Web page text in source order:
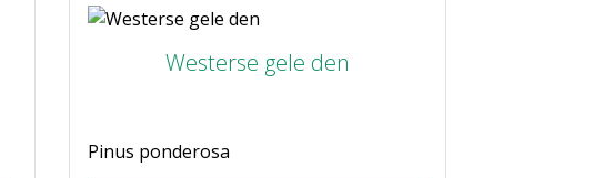
Westerse gele den
Pinus ponderosa